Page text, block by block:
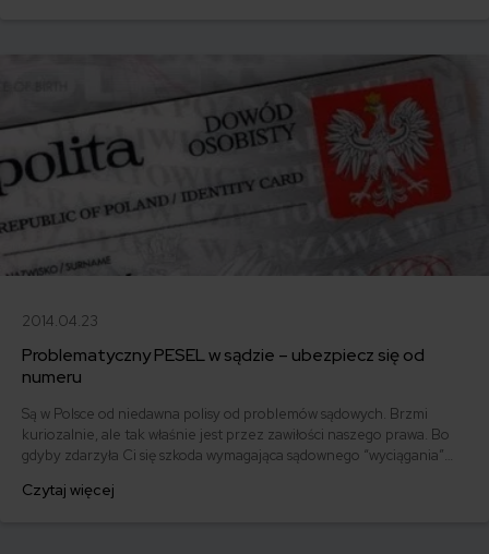
2014.04.23
Problematyczny PESEL w sądzie – ubezpiecz się od
numeru
Są w Polsce od niedawna polisy od problemów sądowych. Brzmi
kuriozalnie, ale tak właśnie jest przez zawiłości naszego prawa. Bo
gdyby zdarzyła Ci się szkoda wymagająca sądownego “wyciągania”
A jeśli masz AC czy inną polisę zabezpieczającą Cię w razie wypadku,
Czytaj więcej